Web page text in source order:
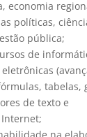
economia
políticas,
pública;
de
tabelas,
de texto e
na